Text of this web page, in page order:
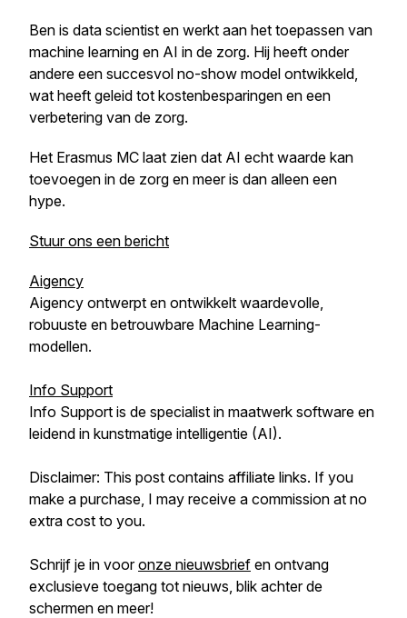
Ben is data scientist en werkt aan het toepassen van
machine learning en AI in de zorg. Hij heeft onder
andere een succesvol no-show model ontwikkeld,
wat heeft geleid tot kostenbesparingen en een
verbetering van de zorg.
Het Erasmus MC laat zien dat AI echt waarde kan
toevoegen in de zorg en meer is dan alleen een
hype.
Stuur ons een bericht
Aigency
Aigency ontwerpt en ontwikkelt waardevolle,
robuuste en betrouwbare Machine Learning-
modellen.
Info Support
Info Support is de specialist in maatwerk software en
leidend in kunstmatige intelligentie (AI).
Disclaimer: This post contains affiliate links. If you
make a purchase, I may receive a commission at no
extra cost to you.
Schrijf je in vooronze nieuwsbrief en ontvang
exclusieve toegang tot nieuws, blik achter de
schermen en meer!